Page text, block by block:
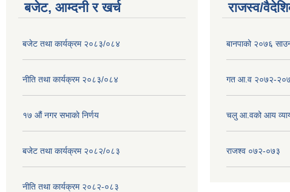
बजेट, आम्दनी र खर्च
बजेट तथा कार्यक्रम २०८३/०८४
नीति तथा कार्यक्रम २०८३/०८४
१७ ‌‍औं नगर सभाकाे निर्णय
बजेट तथा कार्यक्रम २०८२/०८३
नीति तथा कार्यक्रम २०८२-०८३
राजस्व/
बानपाको २०७६
गत आ.व २०७२-
चलु आ.वको आय
राजश्व ०७२-०७३